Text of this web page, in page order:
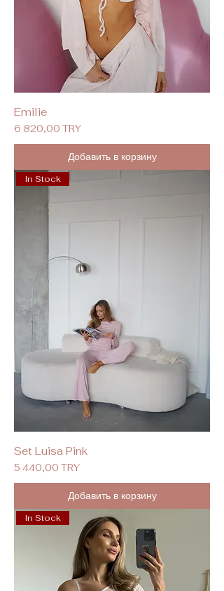
Emilie
Цена
6 820,00 TRY
Добавить в корзину
In Stock
Set Luisa Pink
Цена
5 440,00 TRY
Добавить в корзину
In Stock